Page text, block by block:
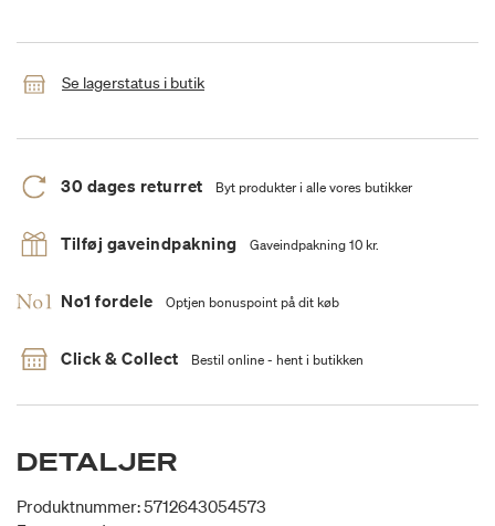
Se lagerstatus i butik
30 dages returret Byt produkter i alle vores butikker
Tilføj gaveindpakning Gaveindpakning 10 kr.
No1 fordele Optjen bonuspoint på dit køb
Click & Collect Bestil online - hent i butikken
DETALJER
Produktnummer: 5712643054573